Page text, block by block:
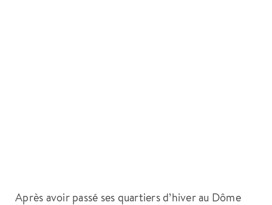
Après avoir passé ses quartiers d’hiver au Dôme